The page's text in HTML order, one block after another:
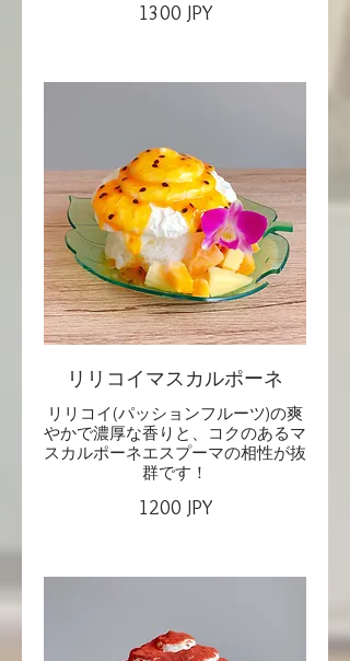
1300 JPY
リリコイマスカルポーネ
リリコイ(パッションフルーツ)の爽
やかで濃厚な香りと、コクのあるマ
スカルポーネエスプーマの相性が抜
1200 JPY